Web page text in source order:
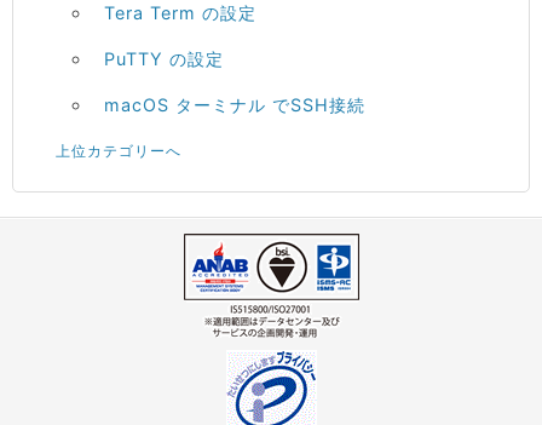
Tera Term の設定
PuTTY の設定
macOS ターミナル でSSH接続
上位カテゴリーへ